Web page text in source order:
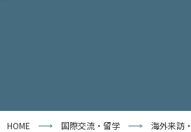
HOME 国際交流・留学 海外来訪